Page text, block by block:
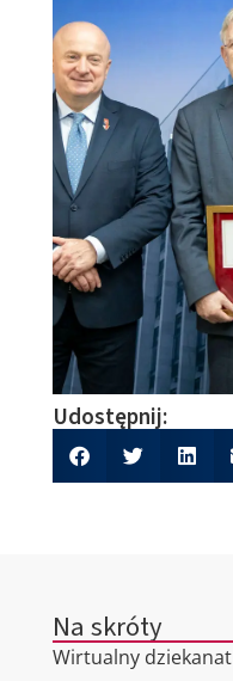
Udostępnij:
Na skróty
Wirtualny dziekanat